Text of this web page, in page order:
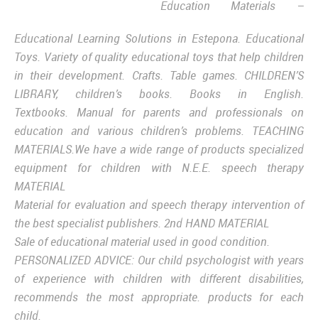
Education Materials –
Educational Learning Solutions in Estepona. Educational
Toys. Variety of quality educational toys that help children
in their development. Crafts. Table games. CHILDREN’S
LIBRARY, children’s books. Books in English.
Textbooks. Manual for parents and professionals on
education and various children’s problems. TEACHING
MATERIALS.We have a wide range of products specialized
equipment for children with N.E.E. speech therapy
MATERIAL
Material for evaluation and speech therapy intervention of
the best specialist publishers. 2nd HAND MATERIAL
Sale of educational material used in good condition.
PERSONALIZED ADVICE: Our child psychologist with years
of experience with children with different disabilities,
recommends the most appropriate. products for each
child.